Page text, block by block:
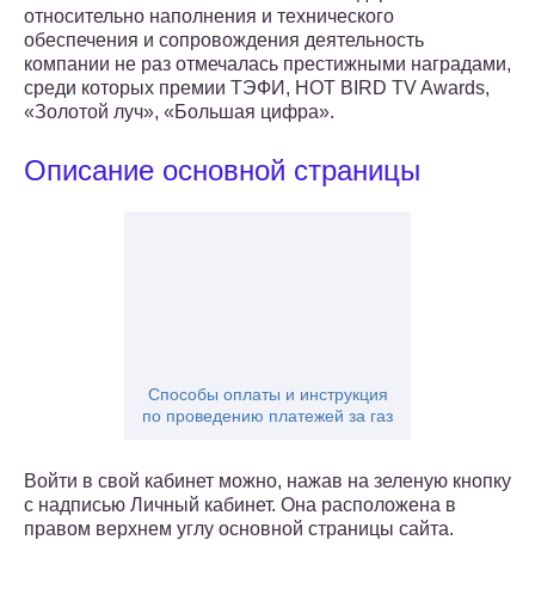
относительно наполнения и технического
обеспечения и сопровождения деятельность
компании не раз отмечалась престижными наградами,
среди которых премии ТЭФИ, HOT BIRD TV Awards,
«Золотой луч», «Большая цифра».
Описание основной страницы
Способы оплаты и инструкция
по проведению платежей за газ
Войти в свой кабинет можно, нажав на зеленую кнопку
с надписью Личный кабинет. Она расположена в
правом верхнем углу основной страницы сайта.